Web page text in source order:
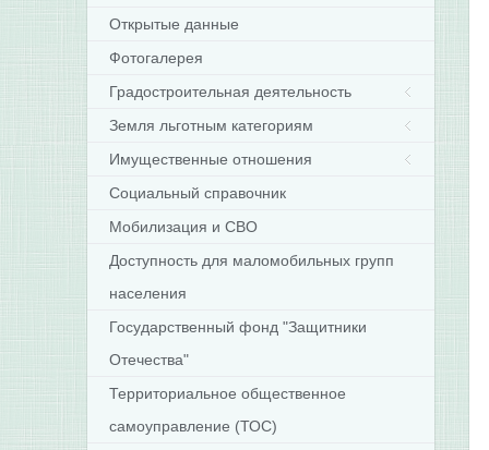
Открытые данные
Фотогалерея
Градостроительная деятельность
Земля льготным категориям
Имущественные отношения
Социальный справочник
Мобилизация и СВО
Доступность для маломобильных групп
населения
Государственный фонд "Защитники
Отечества"
Территориальное общественное
самоуправление (ТОС)